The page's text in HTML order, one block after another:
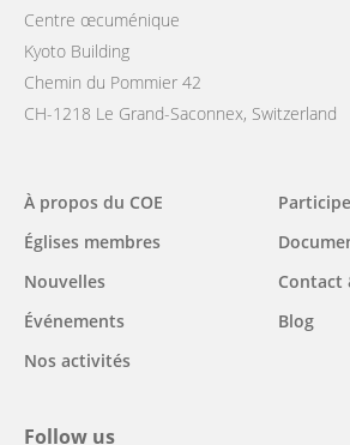
Centre œcuménique
Kyoto Building
Chemin du Pommier 42
CH-1218 Le Grand-Saconnex, Switzerland
Main
navigation
À propos du COE
Églises membres
Nouvelles
Événements
Nos activités
Contact
Blog
Follow us